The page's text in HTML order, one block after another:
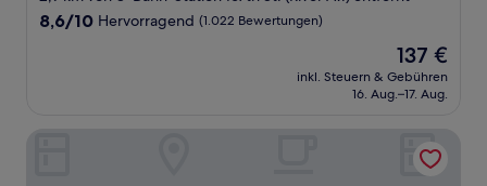
Unterkunft
8.6
8,6/10 Hervorragend (1.022 Bewertungen)
Der
Preis
beträgt
137 €
inkl. Steuern & Gebühren
16. Aug.–17. Aug.